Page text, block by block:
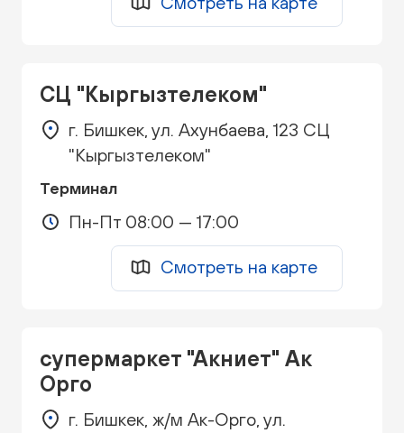
СЦ "Кыргызтелеком"
г. Бишкек, ул. Ахунбаева, 123 СЦ
"Кыргызтелеком"
Терминал
Пн-Пт 08:00 — 17:00
Смотреть на карте
супермаркет "Акниет" Ак
Орго
г. Бишкек, ж/м Ак-Орго, ул.